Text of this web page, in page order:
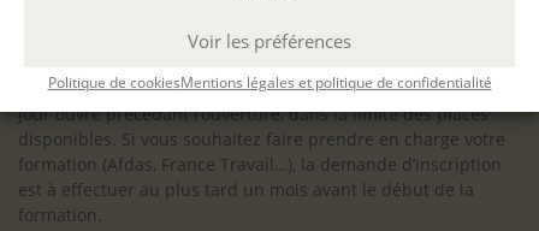
Voir les préférences
Politique de cookiesMentions légales et politique de confidentialité
supports, accessibilité de nos salles).
inscriptions à nos activités sont ouvertes jusqu’au dernier
jour ouvré précédant l’ouverture, dans la limite des places
disponibles. Si vous souhaitez faire prendre en charge votre
formation (Afdas, France Travail…), la demande d’inscription
est à effectuer au plus tard un mois avant le début de la
formation.